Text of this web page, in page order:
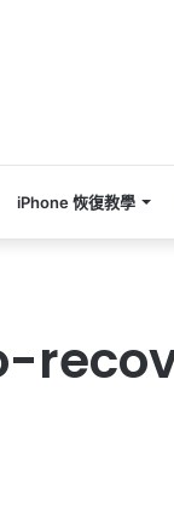
iPhone 恢復教學